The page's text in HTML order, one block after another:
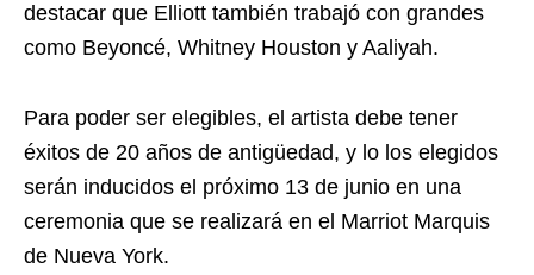
destacar que Elliott también trabajó con grandes
como Beyoncé, Whitney Houston y Aaliyah.
Para poder ser elegibles, el artista debe tener
éxitos de 20 años de antigüedad, y lo los elegidos
serán inducidos el próximo 13 de junio en una
ceremonia que se realizará en el Marriot Marquis
de Nueva York.